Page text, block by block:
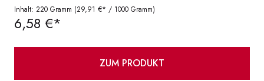
Inhalt: 220 Gramm (29,91 €* / 1000 Gramm)
6,58 €*
ZUM PRODUKT